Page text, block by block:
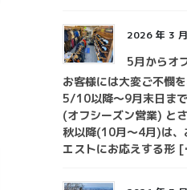
2026 年 3
5月からオ
お客様には大変ご不憫
5/10以降～9月末日ま
(オフシーズン営業) と
秋以降(10月～4月)は、
エストにお応えする形